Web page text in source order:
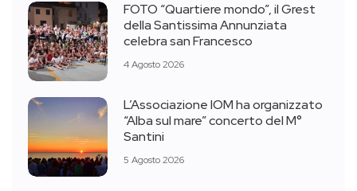
FOTO “Quartiere mondo”, il Grest
della Santissima Annunziata
celebra san Francesco
4 Agosto 2026
L’Associazione IOM ha organizzato
“Alba sul mare” concerto del M°
Santini
5 Agosto 2026